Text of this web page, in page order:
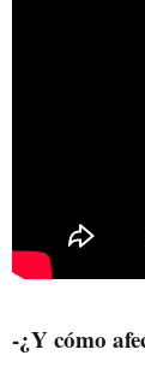
-¿Y cómo